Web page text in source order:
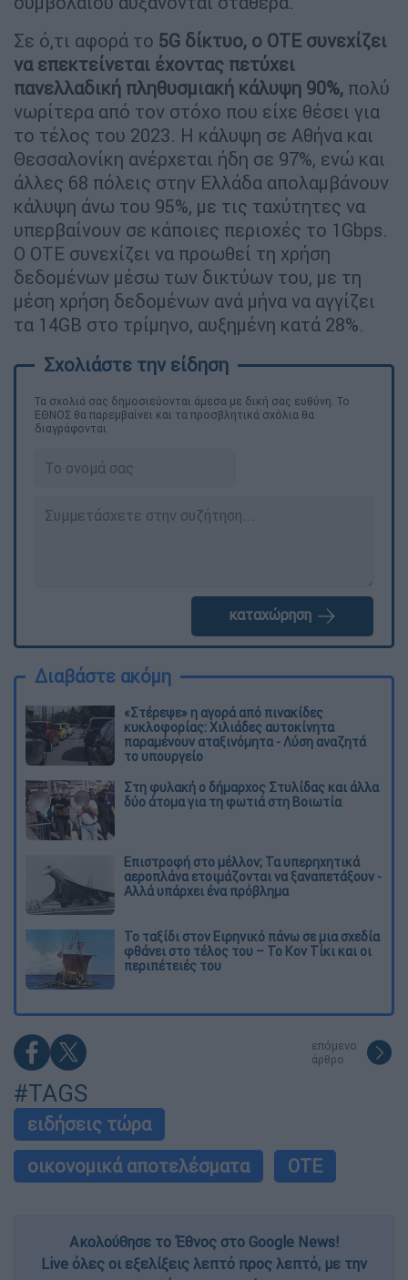
Σε ό,τι αφορά το 5G δίκτυο, ο ΟΤΕ συνεχίζει
να επεκτείνεται έχοντας πετύχει
πανελλαδική πληθυσμιακή κάλυψη 90%, πολύ
νωρίτερα από τον στόχο που είχε θέσει για
το τέλος του 2023. Η κάλυψη σε Αθήνα και
Θεσσαλονίκη ανέρχεται ήδη σε 97%, ενώ και
άλλες 68 πόλεις στην Ελλάδα απολαμβάνουν
κάλυψη άνω του 95%, με τις ταχύτητες να
υπερβαίνουν σε κάποιες περιοχές το 1Gbps.
Ο ΟΤΕ συνεχίζει να προωθεί τη χρήση
δεδομένων μέσω των δικτύων του, με τη
μέση χρήση δεδομένων ανά μήνα να αγγίζει
τα 14GB στο τρίμηνο, αυξημένη κατά 28%.
Τα σχολιά σας δημοσιεύονται άμεσα με δική σας ευθύνη. Το
ΕΘΝΟΣ θα παρεμβαίνει και τα προσβλητικά σχόλια θα
διαγράφονται
καταχώρηση
Διαβάστε ακόμη
«Στέρεψε» η αγορά από πινακίδες
κυκλοφορίας: Χιλιάδες αυτοκίνητα
παραμένουν αταξινόμητα - Λύση αναζητά
το υπουργείο
Στη φυλακή ο δήμαρχος Στυλίδας και άλλα
δύο άτομα για τη φωτιά στη Βοιωτία
Επιστροφή στο μέλλον; Τα υπερηχητικά
αεροπλάνα ετοιμάζονται να ξαναπετάξουν -
Αλλά υπάρχει ένα πρόβλημα
Το ταξίδι στον Ειρηνικό πάνω σε μια σχεδία
φθάνει στο τέλος του – Το Κον Τίκι και οι
περιπέτειές του
επόμενο
άρθρο
#TAGS
ειδήσεις τώρα
οικονομικά αποτελέσματα
ΟΤΕ
Ακολούθησε το Έθνος στο Google News!
Live όλες οι εξελίξεις λεπτό προς λεπτό, με την